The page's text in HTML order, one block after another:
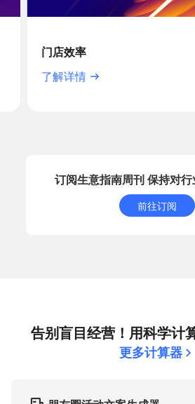
门店效率
了解详情
订阅生意指南周刊 保持对
前往订阅
告别盲目经营！用科学计
更多计算器